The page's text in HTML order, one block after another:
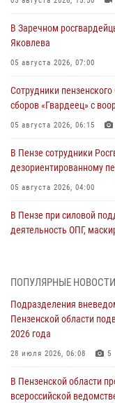
В Заречном
Яковлева
05 августа 2026, 07:00
Сотрудники
сборов «Гвардеец» с
05 августа 2026, 06:15
В Пензе сотрудники
дезориентированному
05 августа 2026, 04:00
В Пензе при силовой
деятельность ОПГ,
работы за первое
Росгвардия обеспечила
ПОПУЛЯРНЫЕ НОВОСТИ
Подразделения
Пензенской области
2026 года
28 июля 2026, 06:08 5
В Пензенской области
всероссийской